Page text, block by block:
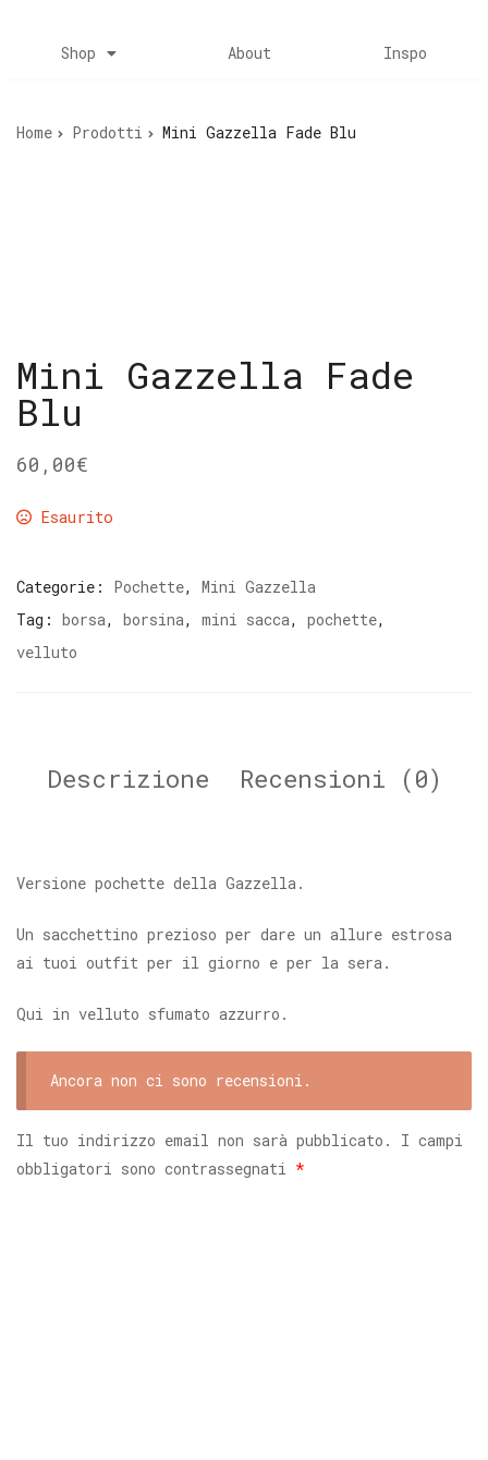
Shop About Inspo
Home Prodotti Mini Gazzella Fade Blu
Mini Gazzella Fade
Blu
60,00€
Esaurito
Categorie: Pochette, Mini Gazzella
Tag: borsa, borsina, mini sacca, pochette,
velluto
Descrizione Recensioni (0)
Versione pochette della Gazzella.
Un sacchettino prezioso per dare un allure estrosa
ai tuoi outfit per il giorno e per la sera.
Qui in velluto sfumato azzurro.
Ancora non ci sono recensioni.
Il tuo indirizzo email non sarà pubblicato.
I campi
obbligatori sono contrassegnati *